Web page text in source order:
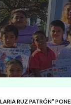
RUZ PATRÓN”